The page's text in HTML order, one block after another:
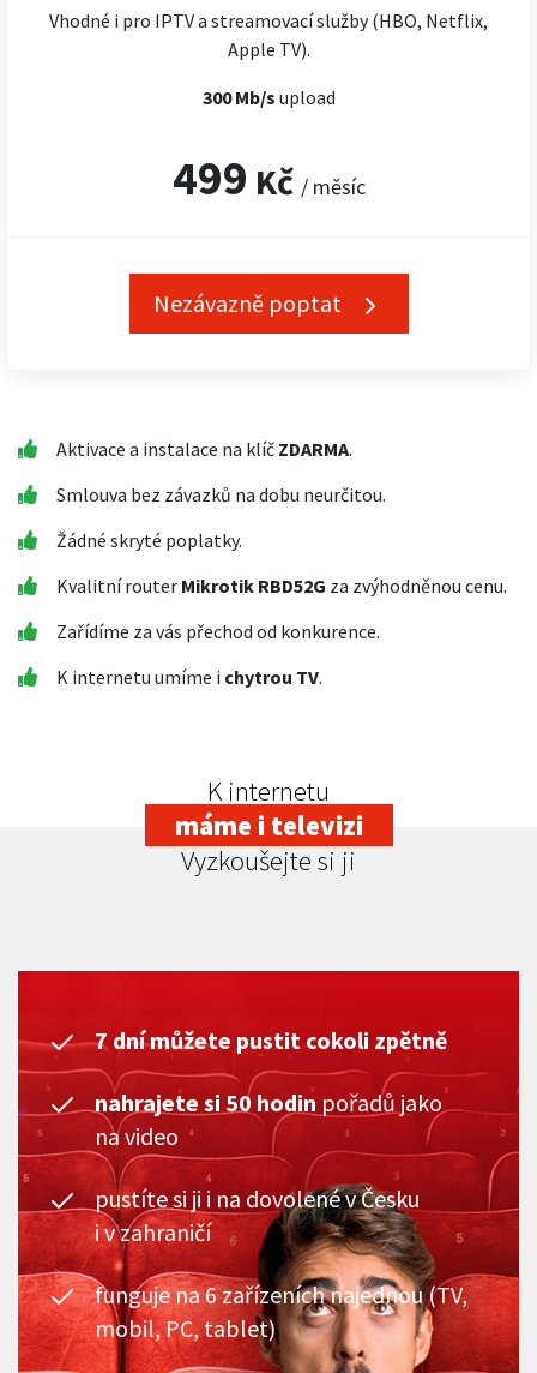
Vhodné i pro IPTV a streamovací služby (HBO, Netflix,
Apple TV).
300 Mb/s upload
499 Kč / měsíc
Nezávazně poptat
Aktivace a instalace na klíč ZDARMA.
Smlouva bez závazků na dobu neurčitou.
Žádné skryté poplatky.
Kvalitní router Mikrotik RBD52G za zvýhodněnou cenu.
Zařídíme za vás přechod od konkurence.
K internetu umíme i chytrou TV.
K internetu
máme i televizi
Vyzkoušejte si ji
7 dní můžete pustit cokoli zpětně
nahrajete si 50 hodin pořadů jako
na video
pustíte si ji i na dovolené v Česku
i v zahraničí
funguje na 6 zařízeních najednou (TV,
mobil, PC, tablet)